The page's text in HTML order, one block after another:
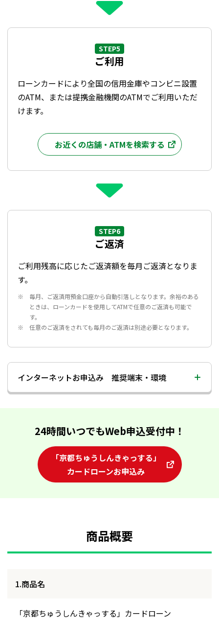
STEP5
ご利用
ローンカードにより全国の信用金庫やコンビニ設置
のATM、または提携金融機関のATMでご利用いただ
けます。
お近くの店舗・ATMを検索する
STEP6
ご返済
ご利用残高に応じたご返済額を毎月ご返済となりま
す。
毎月、ご返済用預金口座から自動引落しとなります。余裕のある
ときは、ローンカードを使用してATMで任意のご返済も可能で
す。
任意のご返済をされても毎月のご返済は別途必要となります。
インターネットお申込み 推奨端末・環境
24時間いつでもWeb申込受付中！
「京都ちゅうしんきゃっする」
カードローンお申込み
商品概要
1.商品名
「京都ちゅうしんきゃっする」カードローン